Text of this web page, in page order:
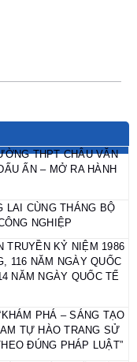
THPT CHÂU VĂN
ẤN – MỞ RA HÀNH
LAI CÙNG THÁNG BỘ
NGHIỆP
TRUYỀN KỶ NIỆM 1986
116 NĂM NGÀY QUỐC
NĂM NGÀY QUỐC TẾ
PHÁ – SÁNG TẠO
TỰ HÀO TRANG SỬ
ĐÚNG PHÁP LUẬT”